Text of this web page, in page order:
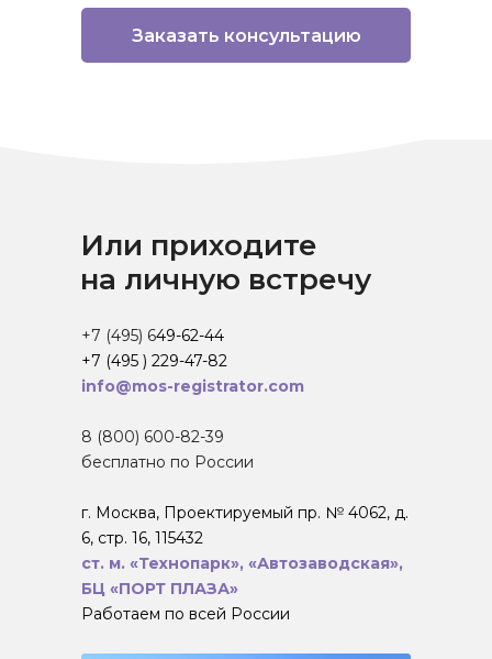
Заказать консультацию
Или приходите
на личную встречу
+7 (495) 649-62-44
+7 (495 ) 229-47-82
info@mos-registrator.com
8 (800) 600-82-39
бесплатно по России
г. Москва, Проектируемый пр. № 4062, д.
6, стр. 16, 115432
ст. м. «Технопарк», «Автозаводская»,
БЦ «ПОРТ ПЛАЗА»
Работаем по всей России